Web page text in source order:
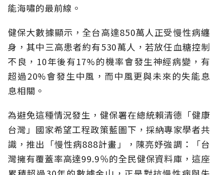
能海嘯的最前線。
健保大數據顯示，全台高達850萬人正受慢性病纏
身，其中三高患者約有530萬人，若放任血糖控制
不良，10年後有17%的機率會發生神經病變，有
超過20%會發生中風，而中風更與未來的失能息
息相關。
為避免這種情況發生，健保署在總統賴清德「健康
台灣」國家希望工程政策藍圖下，採納專家學者共
識，推出「慢性病888計畫」，陳亮妤強調：「台
灣擁有覆蓋率高達99.9％的全民健保資料庫，這座